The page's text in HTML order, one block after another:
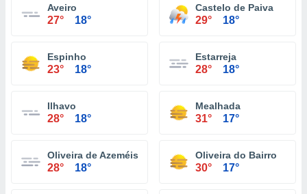
Aveiro
27° 18°
Castelo de Paiva
29° 18°
Espinho
23° 18°
Estarreja
28° 18°
Ilhavo
28° 18°
Mealhada
31° 17°
Oliveira de Azeméis
28° 18°
Oliveira do Bairro
30° 17°